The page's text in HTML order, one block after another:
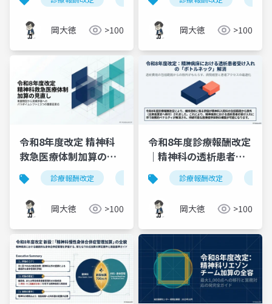
拡大を図解で完全解説
岡大徳 >100
要性」評価へ【令和8年
度診療報酬改定】
岡大徳 >100
令和8年度改定 精神科
救急医療体制加算の見
直し｜3つの重要変更点
診療報酬改定 精神科救急医療体制加算 救急受入
岡大徳 >100
令和8年度診療報酬改定
｜精神科の透析患者受
け入れを阻む包括評価
の見直し
診療報酬改定
岡大徳 >100